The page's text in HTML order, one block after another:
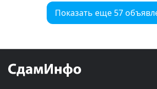
Показать еще 57